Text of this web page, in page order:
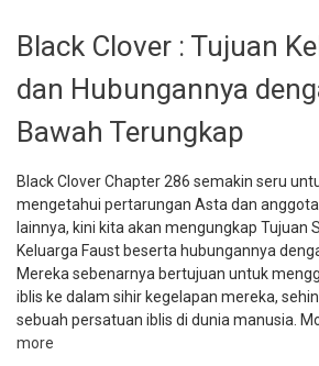
Black Clover : Tujuan
dan Hubungannya
Bawah Terungkap
Black Clover Chapter 286 semakin seru
mengetahui pertarungan Asta dan anggota
lainnya, kini kita akan mengungkap Tujuan
Keluarga Faust beserta hubungannya
Mereka sebenarnya bertujuan untuk
iblis ke dalam sihir kegelapan mereka,
sebuah persatuan iblis di dunia manusia.
more